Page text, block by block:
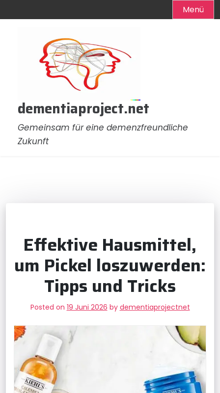
Menü
dementiaproject.net
Gemeinsam für eine demenzfreundliche
Zukunft
Effektive Hausmittel,
um Pickel loszuwerden:
Tipps und Tricks
Posted on 19 Juni 2026 by dementiaprojectnet